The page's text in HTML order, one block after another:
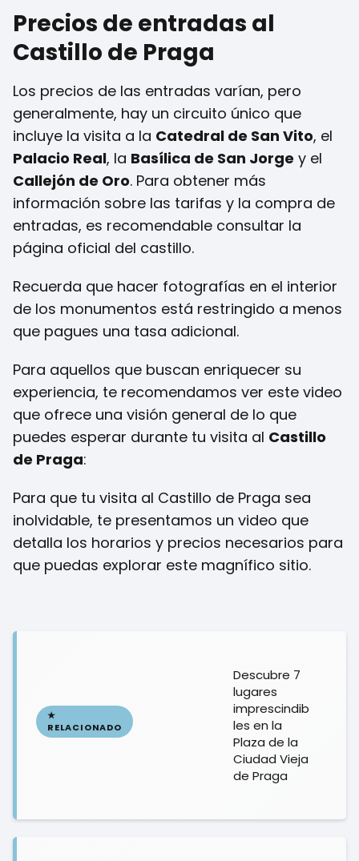
Precios de entradas al
Castillo de Praga
Los precios de las entradas varían, pero
generalmente, hay un circuito único que
incluye la visita a la Catedral de San Vito, el
Palacio Real, la Basílica de San Jorge y el
Callejón de Oro. Para obtener más
información sobre las tarifas y la compra de
entradas, es recomendable consultar la
página oficial del castillo.
Recuerda que hacer fotografías en el interior
de los monumentos está restringido a menos
que pagues una tasa adicional.
Para aquellos que buscan enriquecer su
experiencia, te recomendamos ver este video
que ofrece una visión general de lo que
puedes esperar durante tu visita al Castillo
de Praga:
Para que tu visita al Castillo de Praga sea
inolvidable, te presentamos un video que
detalla los horarios y precios necesarios para
que puedas explorar este magnífico sitio.
Descubre 7
lugares
imprescindib
les en la
Plaza de la
Ciudad Vieja
de Praga